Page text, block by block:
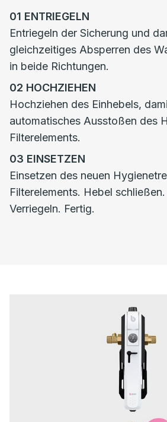
01 ENTRIEGELN
Entriegeln der Sicherung und
gleichzeitiges Absperren des
in beide Richtungen.
02 HOCHZIEHEN
Hochziehen des Einhebels,
automatisches Ausstoßen des
Filterelements.
03 EINSETZEN
Einsetzen des neuen
Filterelements. Hebel schließen.
Verriegeln. Fertig.